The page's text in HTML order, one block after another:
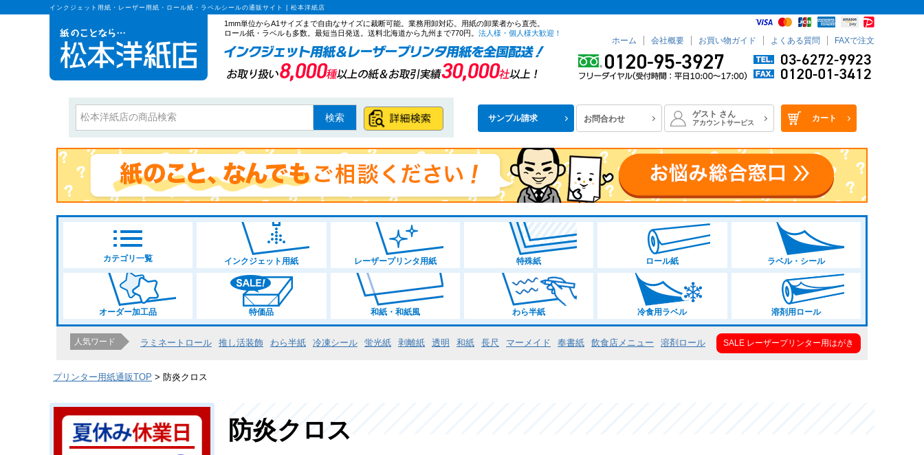
インクジェット用紙・レーザー用紙・ロール紙・ラベルシールの通販サイト | 松本洋紙店
1mm単位からA1サイズまで自由なサイズに裁断可能。業務用卸対応。用紙の卸業者から直売。
ロール紙・ラベルも多数。最短当日発送。送料北海道から九州まで770円。 法人様・個人様大歓迎！
ホーム 会社概要 お買い物ガイド よくある質問 FAXで注文
サンプル請求 お問合わせ ゲスト さん
アカウントサービス カート
検索
カテゴリ一覧 インクジェット用紙 レーザープリンタ用紙 特殊紙 ロール紙 ラベル・シール
オーダー加工品 特価品 和紙・和紙風 わら半紙 冷食用ラベル 溶剤用ロール
人気ワード ラミネートロール 推し活装飾 わら半紙 冷凍シール 蛍光紙 剥離紙 透明 和紙 長尺 マーメイド 奉書紙 飲食店メニュー 溶剤ロール SALE レーザープリンター用はがき
プリンター用紙通販TOP 防炎クロス
防炎クロス